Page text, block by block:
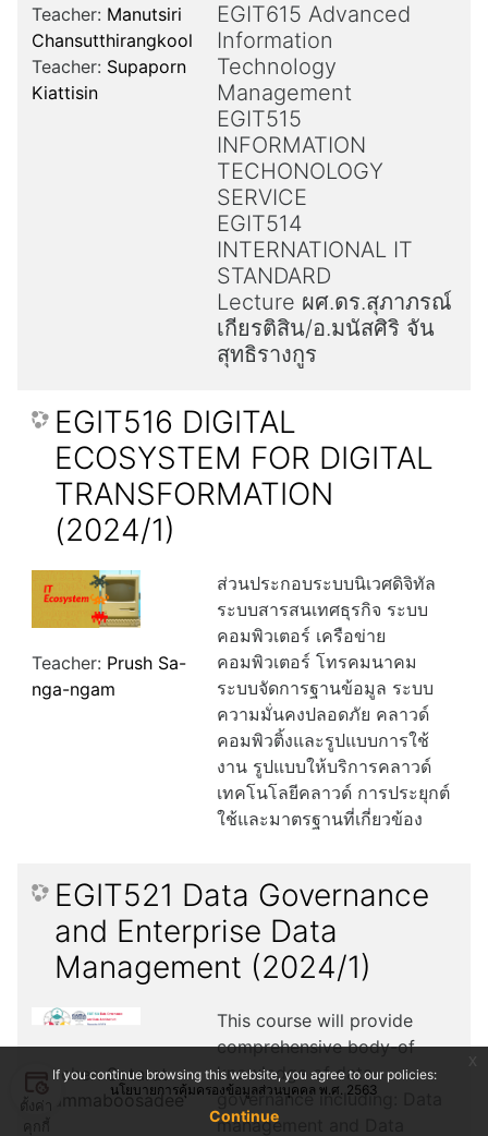
EGIT615 Advanced
Information
Technology
Management
EGIT515
INFORMATION
TECHONOLOGY
SERVICE
EGIT514
INTERNATIONAL IT
STANDARD
Lecture ผศ.ดร.สุภาภรณ์
เกียรติสิน/อ.มนัสศิริ จัน
สุทธิรางกูร
Teacher: Manutsiri
Chansutthirangkool
Teacher: Supaporn
Kiattisin
EGIT516 DIGITAL
ECOSYSTEM FOR DIGITAL
TRANSFORMATION
(2024/1)
ส่วนประกอบระบบนิเวศดิจิทัล
ระบบสารสนเทศธุรกิจ ระบบ
คอมพิวเตอร์ เครือข่าย
คอมพิวเตอร์ โทรคมนาคม
ระบบจัดการฐานข้อมูล ระบบ
ความมั่นคงปลอดภัย คลาวด์
คอมพิวติ้งและรูปแบบการใช้
งาน รูปแบบให้บริการคลาวด์
เทคโนโลยีคลาวด์ การประยุกต์
ใช้และมาตรฐานที่เกี่ยวข้อง
Teacher: Prush Sa-
nga-ngam
EGIT521 Data Governance
and Enterprise Data
Management (2024/1)
This course will provide
comprehensive body-of
knowledge of data
governance including: Data
management and Data
Teacher:Sotarat
Thammaboosadee
ตั้งค่า
คุกกี้
If you continue browsing this website, you agree to our policies:
นโยบายการคุ้มครองข้อมูลส่วนบุคคล พ.ศ. 2563
Continue